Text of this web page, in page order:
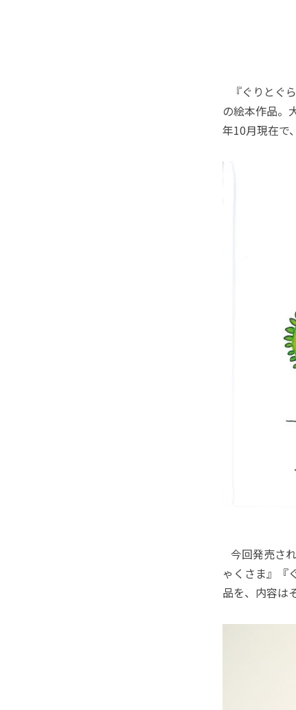
『ぐりとぐ
の絵本作品。
年10月現在で
今回発売さ
ゃくさま』『
品を、内容は